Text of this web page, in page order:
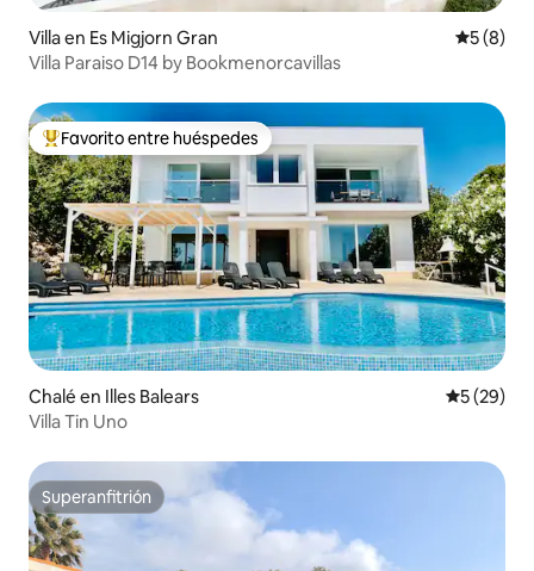
Villa en Es Migjorn Gran
5 (8)
Villa Paraiso D14 by Bookmenorcavillas
Favorito entre huéspedes preferido
Favorito entre huéspedes
Chalé en Illes Balears
5 (29)
Villa Tin Uno
Superanfitrión
Superanfitrión